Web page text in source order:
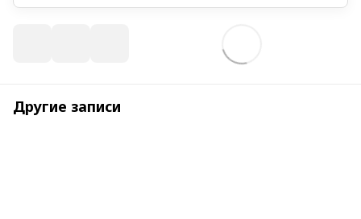
Другие записи